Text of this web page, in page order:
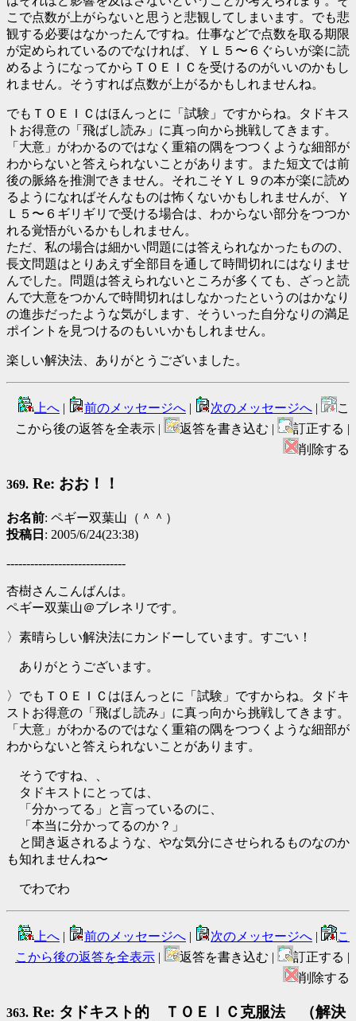
こで点数が上がらないと思うと悲観してしまいます。でも悲
観する必要はなかったんですね。仕事などで点数を取る期限
が定められているのでなければ、ＹＬ５〜６ぐらいが楽に読
めるようになってからＴＯＥＩＣを受けるのがいいのかもし
れません。そうすれば点数が上がるかもしれませんね。
でもＴＯＥＩＣはほんっとに「試験」ですからね。タドキス
トお得意の「飛ばし読み」に真っ向から挑戦してきます。
「大意」がわかるのではなく重箱の隅をつつくような細部が
わからないと答えられないことがあります。また短文では前
後の脈絡を推測できません。それこそＹＬ９の本が楽に読め
るようになればそんなものは怖くないかもしれませんが、Ｙ
Ｌ５〜６ギリギリで受ける場合は、わからない部分をつつか
れる覚悟がいるかもしれません。
ただ、私の場合は細かい問題には答えられなかったものの、
長文問題はとりあえず全部目を通して時間切れにはなりませ
んでした。問題は答えられないところが多くても、ざっと読
んで大意をつかんで時間切れはしなかったというのはかなり
の進歩だったような気がします、そういった自分なりの満足
ポイントを見つけるのもいいかもしれません。
楽しい解決法、ありがとうございました。
上へ | 前のメッセージへ | 次のメッセージへ |
こ
こから後の返答を全表示 |
返答を書き込む |
訂正する |
削除する
369. Re: おお！！
お名前: ペギー双葉山（＾＾）
投稿日 : 2005/6/24(23:38)
------------------------------
杏樹さんこんばんは。
ペギー双葉山＠ブレネリです。
〉素晴らしい解決法にカンドーしています。すごい！
ありがとうございます。
〉でもＴＯＥＩＣはほんっとに「試験」ですからね。タドキ
ストお得意の「飛ばし読み」に真っ向から挑戦してきます。
「大意」がわかるのではなく重箱の隅をつつくような細部が
わからないと答えられないことがあります。
そうですね、、
タドキストにとっては、
「分かってる」と言っているのに、
「本当に分かってるのか？」
と聞き返されるような、やな気分にさせられるものなのか
も知れませんね〜
でわでわ
上へ | 前のメッセージへ | 次のメッセージへ |
こ
こから後の返答を全表示 | 返答を書き込む |
訂正する |
削除する
363. Re: タドキスト的 ＴＯＥＩＣ克服法 （解決